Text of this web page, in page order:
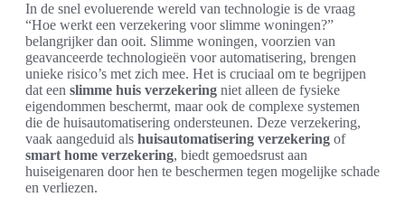
In de snel evoluerende wereld van technologie is de vraag
“Hoe werkt een verzekering voor slimme woningen?”
belangrijker dan ooit. Slimme woningen, voorzien van
geavanceerde technologieën voor automatisering, brengen
unieke risico’s met zich mee. Het is cruciaal om te begrijpen
dat een slimme huis verzekering niet alleen de fysieke
eigendommen beschermt, maar ook de complexe systemen
die de huisautomatisering ondersteunen. Deze verzekering,
vaak aangeduid als huisautomatisering verzekering of
smart home verzekering, biedt gemoedsrust aan
huiseigenaren door hen te beschermen tegen mogelijke schade
en verliezen.